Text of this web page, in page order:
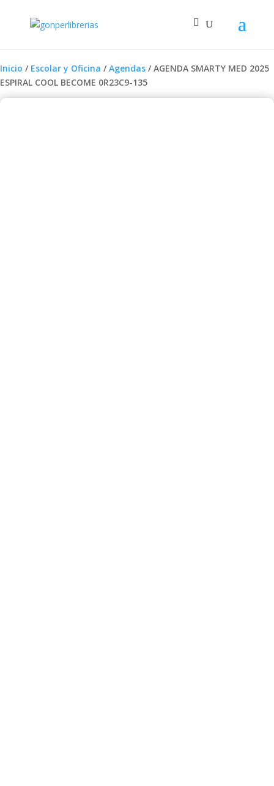
Inicio / Escolar y Oficina /Agendas / AGENDA SMARTY MED 2025
ESPIRAL COOL BECOME 0R23C9-135